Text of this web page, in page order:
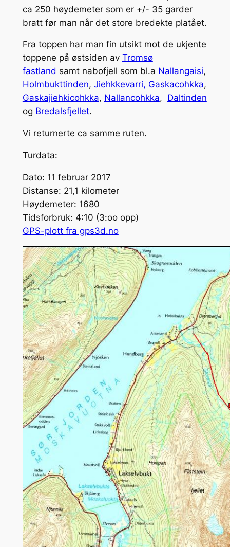
ca 250 høydemeter som er +/- 35 garder
bratt før man når det store bredekte platået.
Fra toppen har man fin utsikt mot de ukjente
toppene på østsiden av Tromsø
fastland samt nabofjell som bl.a Nallangaisi,
Holmbukttinden, Jiehkkevarri, Gaskacohkka,
Gaskajiehkicohkka, Nallancohkka, Daltinden
og Bredalsfjellet.
Vi returnerte ca samme ruten.
Turdata:
Dato: 11 februar 2017
Distanse: 21,1 kilometer
Høydemeter: 1680
Tidsforbruk: 4:10 (3:oo opp)
GPS-plott fra gps3d.no